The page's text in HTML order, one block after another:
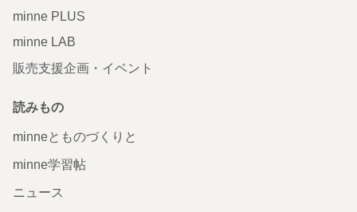
minne PLUS
minne LAB
販売支援企画・イベント
読みもの
minneとものづくりと
minne学習帖
ニュース